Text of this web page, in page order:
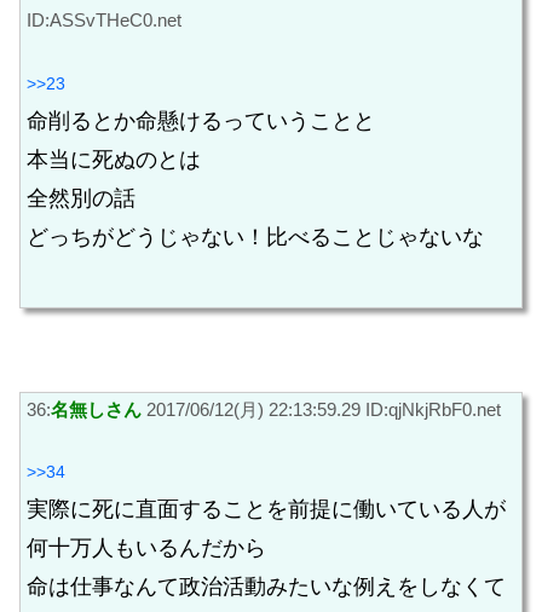
ID:ASSvTHeC0.net
>>23
命削るとか命懸けるっていうことと
本当に死ぬのとは
全然別の話
どっちがどうじゃない！比べることじゃないな
36:名無しさん 2017/06/12(月) 22:13:59.29 ID:qjNkjRbF0.net
>>34
実際に死に直面することを前提に働いている人が
何十万人もいるんだから
命は仕事なんて政治活動みたいな例えをしなくて